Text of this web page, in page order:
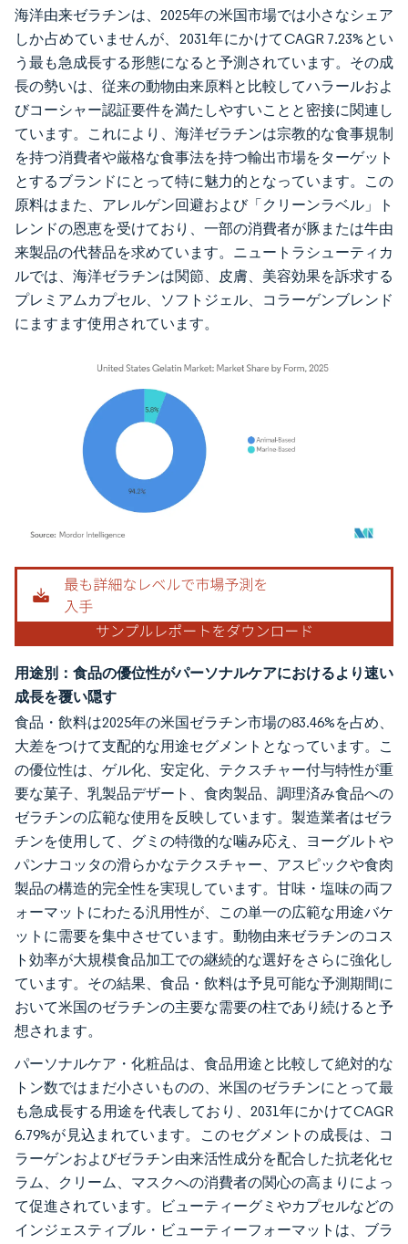
海洋由来ゼラチンは、2025年の米国市場では小さなシェア
しか占めていませんが、2031年にかけてCAGR 7.23%とい
う最も急成長する形態になると予測されています。その成
長の勢いは、従来の動物由来原料と比較してハラールおよ
びコーシャー認証要件を満たしやすいことと密接に関連し
ています。これにより、海洋ゼラチンは宗教的な食事規制
を持つ消費者や厳格な食事法を持つ輸出市場をターゲット
とするブランドにとって特に魅力的となっています。この
原料はまた、アレルゲン回避および「クリーンラベル」ト
レンドの恩恵を受けており、一部の消費者が豚または牛由
来製品の代替品を求めています。ニュートラシューティカ
ルでは、海洋ゼラチンは関節、皮膚、美容効果を訴求する
プレミアムカプセル、ソフトジェル、コラーゲンブレンド
にますます使用されています。
画像 © Mordor Intelligence。再利用にはCC BY 4.0の表示が必要です。
用途別：食品の優位性がパーソナルケアにおけるより速い
成長を覆い隠す
食品・飲料は2025年の米国ゼラチン市場の83.46%を占め、
大差をつけて支配的な用途セグメントとなっています。こ
の優位性は、ゲル化、安定化、テクスチャー付与特性が重
要な菓子、乳製品デザート、食肉製品、調理済み食品への
ゼラチンの広範な使用を反映しています。製造業者はゼラ
チンを使用して、グミの特徴的な噛み応え、ヨーグルトや
パンナコッタの滑らかなテクスチャー、アスピックや食肉
製品の構造的完全性を実現しています。甘味・塩味の両フ
ォーマットにわたる汎用性が、この単一の広範な用途バケ
ットに需要を集中させています。動物由来ゼラチンのコス
ト効率が大規模食品加工での継続的な選好をさらに強化し
ています。その結果、食品・飲料は予見可能な予測期間に
おいて米国のゼラチンの主要な需要の柱であり続けると予
想されます。
パーソナルケア・化粧品は、食品用途と比較して絶対的な
トン数ではまだ小さいものの、米国のゼラチンにとって最
も急成長する用途を代表しており、2031年にかけてCAGR
6.79%が見込まれています。このセグメントの成長は、コ
ラーゲンおよびゼラチン由来活性成分を配合した抗老化セ
ラム、クリーム、マスクへの消費者の関心の高まりによっ
て促進されています。ビューティーグミやカプセルなどの
インジェスティブル・ビューティーフォーマットは、ブラ